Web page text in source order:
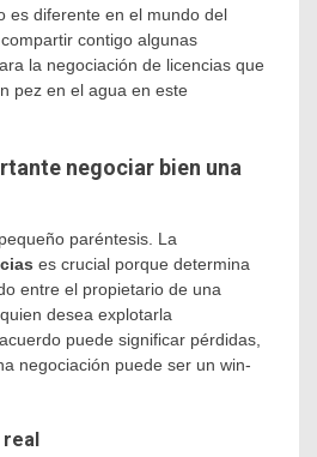
es diferente en el mundo del
contigo algunas
la negociación de licencias que
pez en el agua en este
negociar bien una
paréntesis. La
es crucial porque determina
entre el propietario de una
desea explotarla
puede significar pérdidas,
negociación puede ser un win-